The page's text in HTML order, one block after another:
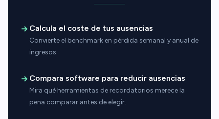
Calcula el coste de tus ausencias
Convierte el benchmark en pérdida semanal y anual de
ingresos.
Compara software para reducir ausencias
Mira qué herramientas de recordatorios merece la
pena comparar antes de elegir.